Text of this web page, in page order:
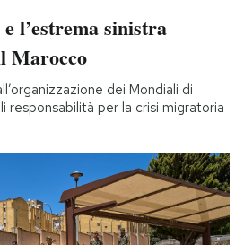
l’estrema sinistra
Marocco
dei Mondiali di
responsabilità per la crisi migratoria